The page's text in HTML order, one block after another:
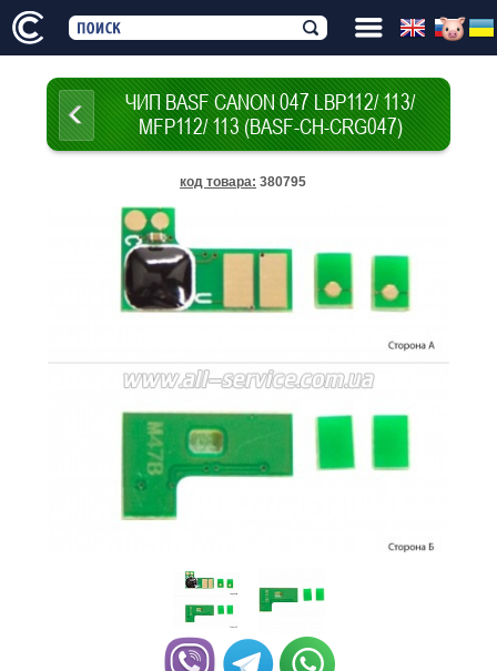
ЧИП BASF CANON 047 LBP112/ 113/
MFP112/ 113 (BASF-CH-CRG047)
код товара: 380795